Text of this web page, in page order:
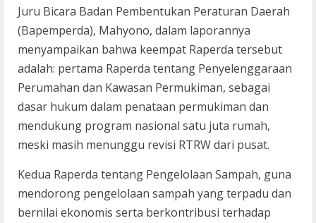
Juru Bicara Badan Pembentukan Peraturan Daerah
(Bapemperda), Mahyono, dalam laporannya
menyampaikan bahwa keempat Raperda tersebut
adalah: pertama Raperda tentang Penyelenggaraan
Perumahan dan Kawasan Permukiman, sebagai
dasar hukum dalam penataan permukiman dan
mendukung program nasional satu juta rumah,
meski masih menunggu revisi RTRW dari pusat.
Kedua Raperda tentang Pengelolaan Sampah, guna
mendorong pengelolaan sampah yang terpadu dan
bernilai ekonomis serta berkontribusi terhadap